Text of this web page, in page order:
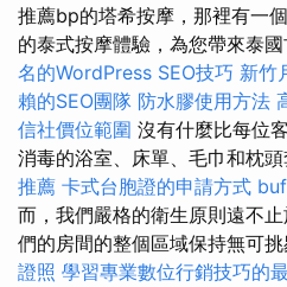
推薦bp的塔希按摩，那裡有一
的泰式按摩體驗，為您帶來泰
名的WordPress SEO技巧 新竹
賴的SEO團隊 防水膠使用方法
信社價位範圍 沒有什麼比每位
消毒的浴室、床單、毛巾和枕頭
推薦 卡式台胞證的申請方式
而，我們嚴格的衛生原則遠不
們的房間的整個區域保持無可挑
證照 學習專業數位行銷技巧的